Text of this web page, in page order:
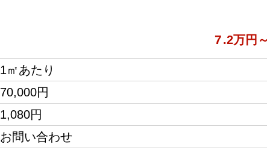
7.2万円
1㎡あたり
70,000円
1,080円
お問い合わせ